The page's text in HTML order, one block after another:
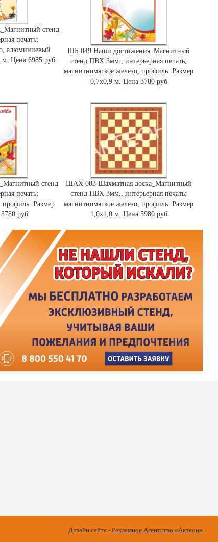
стенд
печать;
алюминиевый
м. Цена 6985 руб
ШБ 049 Наши достижения_Магнитный
стенд ПВХ 3мм., интерьерная печать;
магнитномягкое железо, профиль. Размер
0,7х0,9 м. Цена 3780 руб
стенд
печать;
профиль. Размер
руб
ШАХ 003 Шахматная доска_Магнитный
стенд ПВХ 3мм., интерьерная печать;
магнитномягкое железо, профиль. Размер
1,0х1,0 м. Цена 5980 руб
Дизайн сайта - Рекламное Агентство «Актеон»